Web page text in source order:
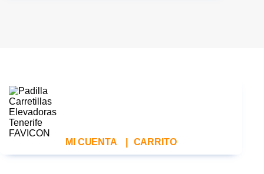
MI CUENTA CARRITO